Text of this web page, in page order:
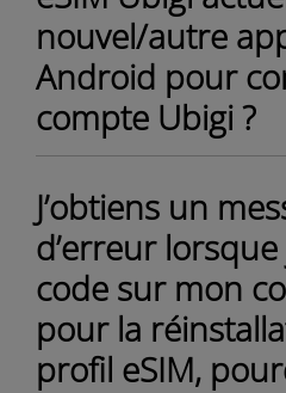
nouvel/autre
Android pour
compte Ubigi ?
J’obtiens un
d’erreur lorsque
code sur mon
pour la
profil eSIM,